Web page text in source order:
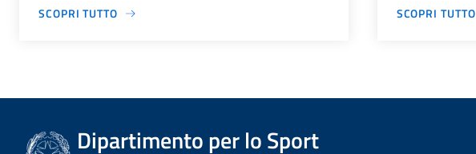
SCOPRI TUTTO SCOPRI TUTTO
Dipartimento per lo Sport